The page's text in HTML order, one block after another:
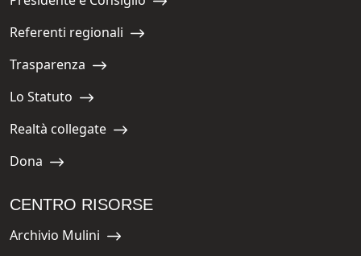
Navigate to:
Navigate to:
Referenti regionali
Navigate to:
Trasparenza
Navigate to:
Lo Statuto
Navigate to:
Realtà collegate
Navigate to:
Dona
CENTRO RISORSE
Navigate to:
Archivio Mulini